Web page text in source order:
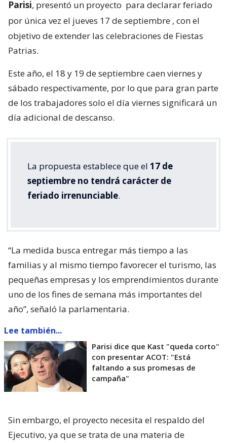
Parisi, presentó un proyecto para declarar feriado
por única vez el jueves 17 de septiembre , con el
objetivo de extender las celebraciones de Fiestas
Patrias.
Este año, el 18 y 19 de septiembre caen viernes y
sábado respectivamente, por lo que para gran parte
de los trabajadores solo el día viernes significará un
día adicional de descanso.
La propuesta establece que el 17 de
septiembre no tendrá carácter de
feriado irrenunciable.
“La medida busca entregar más tiempo a las
familias y al mismo tiempo favorecer el turismo, las
pequeñas empresas y los emprendimientos durante
uno de los fines de semana más importantes del
año”, señaló la parlamentaria.
Lee también...
Parisi dice que Kast "queda corto"
con presentar ACOT: "Está
faltando a sus promesas de
campaña"
Sin embargo, el proyecto necesita el respaldo del
Ejecutivo, ya que se trata de una materia de